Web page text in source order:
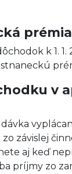
prémia
k 1. 1.
v
závislej
aj keď
príjmy zo